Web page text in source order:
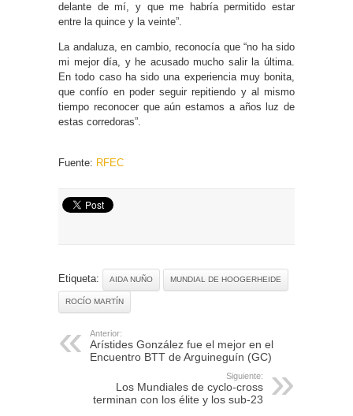
delante de mí, y que me habría permitido estar
entre la quince y la veinte”.
La andaluza, en cambio, reconocía que “no ha sido
mi mejor día, y he acusado mucho salir la última.
En todo caso ha sido una experiencia muy bonita,
que confío en poder seguir repitiendo y al mismo
tiempo reconocer que aún estamos a años luz de
estas corredoras”.
Fuente: RFEC
Etiqueta: AIDA NUÑO MUNDIAL DE HOOGERHEIDE
ROCÍO MARTÍN
Anterior:
Arístides González fue el mejor en el
Encuentro BTT de Arguineguín (GC)
Siguiente:
Los Mundiales de cyclo-cross
terminan con los élite y los sub-23